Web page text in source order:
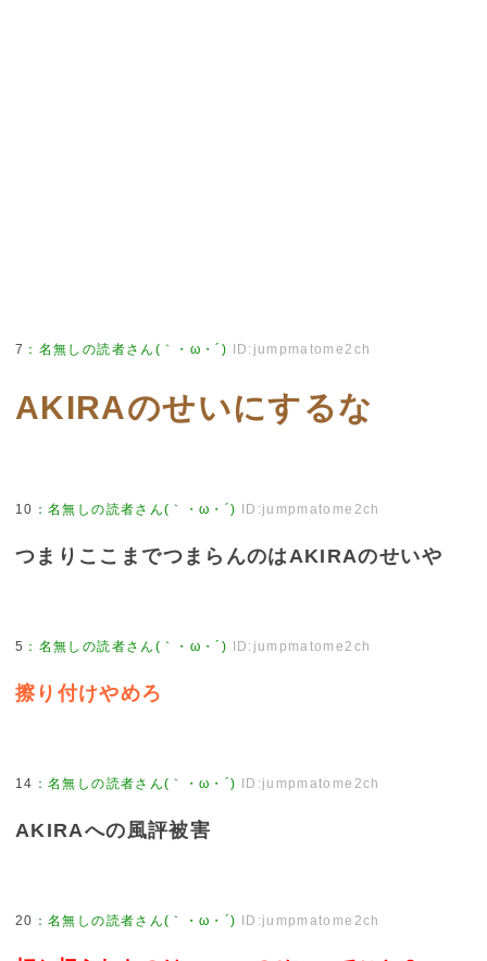
7 ： 名無しの読者さん(｀・ω・´) ID:jumpmatome2ch
AKIRAのせいにするな
10 ：名無しの読者さん(｀・ω・´) ID:jumpmatome2ch
つまりここまでつまらんのはAKIRAのせいや
5 ： 名無しの読者さん(｀・ω・´) ID:jumpmatome2ch
擦り付けやめろ
14 ：名無しの読者さん(｀・ω・´) ID:jumpmatome2ch
AKIRAへの風評被害
20 ：名無しの読者さん(｀・ω・´) ID:jumpmatome2ch